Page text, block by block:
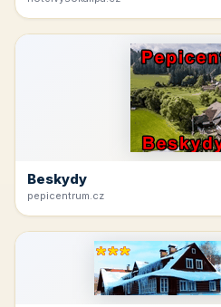
Beskydy
pepicentrum.cz